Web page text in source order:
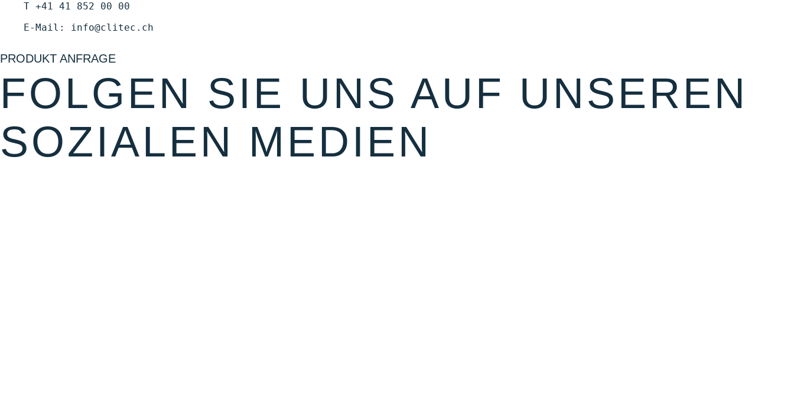
T +41 41 852 00 00
    E-Mail:
info@clitec.ch
PRODUKT ANFRAGE
FOLGEN SIE UNS AUF UNSEREN
SOZIALEN MEDIEN